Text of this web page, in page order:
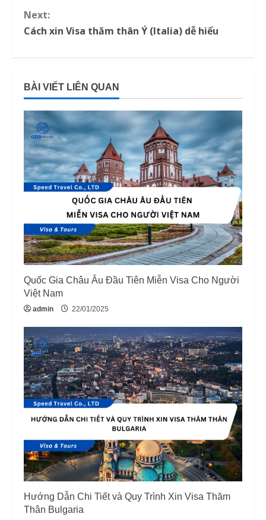
n
t
n
u
e
R
e
d
i
n
g
Next:
Cách xin Visa thăm thân Ý (Italia) dễ hiểu
BÀI VIẾT LIÊN QUAN
Quốc Gia Châu Âu Đầu Tiên Miễn Visa Cho Người
Việt Nam
admin 22/01/2025
Hướng Dẫn Chi Tiết và Quy Trình Xin Visa Thăm
Thân Bulgaria